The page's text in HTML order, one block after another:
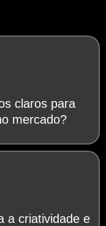
claros para
mercado?
a criatividade e